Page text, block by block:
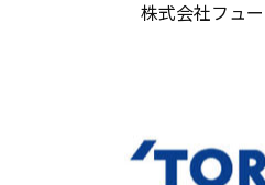
株式会社フュ